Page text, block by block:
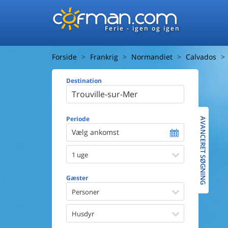
Ferie - igen og igen
Forside Frankrig Normandiet Calvados
Destination
Periode
Vælg ankomst
1 uge
Gæster
Personer
Husdyr
Afstand til
Udsigt til
Faciliteter
Spa
AVANCERET SØGNING